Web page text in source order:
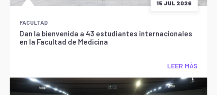
15 JUL 2026
FACULTAD
Dan la bienvenida a 43 estudiantes internacionales
en la Facultad de Medicina
LEER MÁS